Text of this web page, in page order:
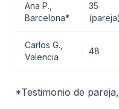
Ana P.,
Barcelona*
35
(pareja)
Carlos G.,
Valencia
48
*Testimonio de